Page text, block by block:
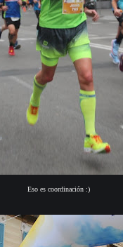
Eso es coordinación :)